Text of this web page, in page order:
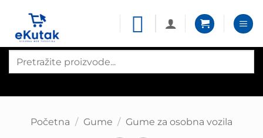
content
search
Početna / Gume / Gume za osobna vozila